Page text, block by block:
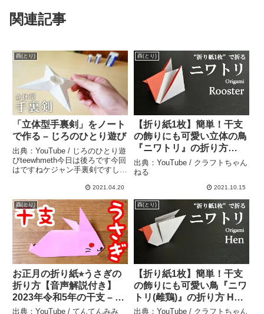
関連記事
酉(とり)
「立体型手裏剣」をノート
で作る – じろのひとり遊び
出典：YouTube / じろのひとり遊
びteewhmeth今日は後ろです今回
はですねケジャン手裏剣ですしか
ょっと立体的な手裏剣なんですよ
て会は jabra デッキこれでファイ
バージョンを作っていましたよこ
れの...
2021.04.20
酉(とり)
【折り紙1枚】簡単！干支
の飾りにも可愛い立体の鳥
『ニワトリ』の折り方
How to fold a rooster with
origami.Easy!【Bird】 –
クラフトちゃんねる
出典：YouTube / クラフトちゃん
ねる
2021.10.15
酉(とり)
お正月の折り紙⭐︎うさぎの
折り方【音声解説付き】
2023年令和5年の干支 – て
んてんみみtentenmimi
出典：YouTube / てんてんみみ
酉(とり)
【折り紙1枚】簡単！干支
の飾りにも可愛い鳥『ニワ
トリ(雌鶏)』の折り方 How
to fold a hen with
出典：YouTube / クラフトちゃん